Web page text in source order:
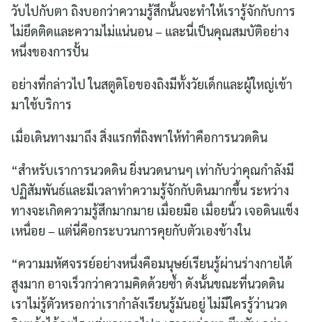
วับไปกับตา ถิงบอกว่าความรู้สึกนั้นจะทำให้เรารู้จักกับการ
ไม่ยึดติดและความไม่แน่นอน – และนี่เป็นคุณสมบัติอย่าง
หนึ่งของการปั้น
อย่างที่กล่าวไป ในสตูดิโอของถิงมีทั้งวัยเด็กและผู้ใหญ่เข้า
มาใช้บริการ
เมื่อเดินทางมาถึง สิ่งแรกที่ถิงพาให้ทำคือการนวดดิน
“สำหรับเราการนวดดิน ยิ่งนวดนานๆ เท่ากับว่าคุณกำลังมี
ปฏิสัมพันธ์และมีเวลาทำความรู้จักกับดินมากขึ้น ระหว่าง
ทางจะเกิดความรู้สึกมากมาย เมื่อยมือ เมื่อยนิ้ว เจอดินแข็ง
เหนื่อย – แต่นี่คือกระบวนการคุยกับตัวเองข้างใน
“ความมหัศจรรย์อย่างหนึ่งคือมนุษย์เรียนรู้ผ่านร่างกายได้
สูงมาก อาจเร็วกว่าความคิดด้วยซ้ำ ดังนั้นขณะที่นวดดิน
เราไม่รู้ตัวหรอกว่าเรากำลังเรียนรู้มันอยู่ ไม่มีใครรู้ว่านวด